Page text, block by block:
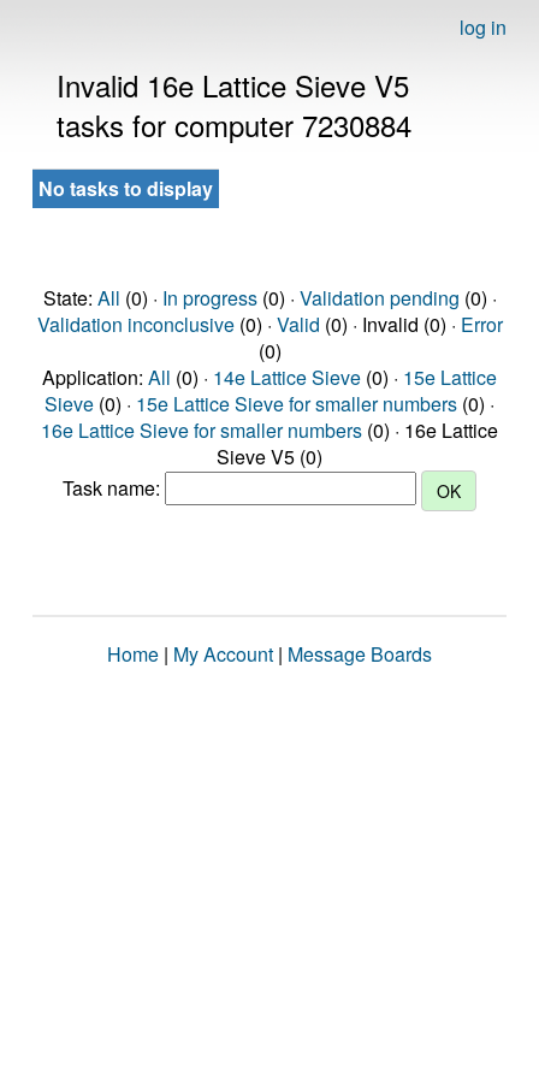
log in
Invalid 16e Lattice Sieve V5
tasks for computer 7230884
No tasks to display
State: All (0) · In progress(0) · Validation pending (0) ·
Validation inconclusive(0) · Valid (0) · Invalid (0) · Error
(0)
Application: All (0) · 14e Lattice Sieve (0) · 15e Lattice
Sieve (0) · 15e Lattice Sieve for smaller numbers (0) ·
16e Lattice Sieve for smaller numbers (0) · 16e Lattice
Sieve V5 (0)
Task name:
Home | My Account | Message Boards